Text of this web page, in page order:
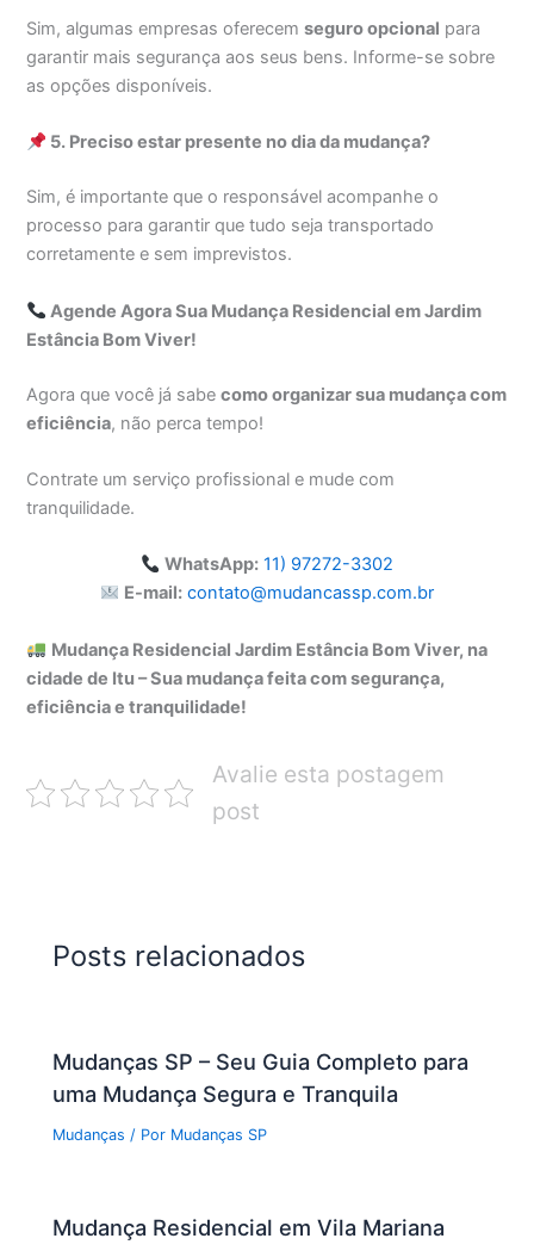
Sim, algumas empresas oferecemseguro opcional para
garantir mais segurança aos seus bens. Informe-se sobre
as opções disponíveis.
5. Preciso estar presente no dia da mudança?
Sim, é importante que o responsável acompanhe o
processo para garantir que tudo seja transportado
corretamente e sem imprevistos.
Agende Agora Sua Mudança Residencial em Jardim
Estância Bom Viver!
Agora que você já sabecomo organizar sua mudança com
eficiência, não perca tempo!
Contrate um serviço profissional e mude com
tranquilidade.
WhatsApp: 11) 97272-3302
E-mail: contato@mudancassp.com.br
Mudança Residencial Jardim Estância Bom Viver, na
cidade de Itu – Sua mudança feita com segurança,
eficiência e tranquilidade!
Avalie esta postagem
post
Posts relacionados
Mudanças SP – Seu Guia Completo para
uma Mudança Segura e Tranquila
Mudanças / Por Mudanças SP
Mudança Residencial em Vila Mariana